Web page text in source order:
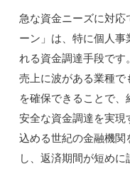
急な資金ニーズに対
ーン」は、特に個人
れる資金調達手段です。
売上に波がある業種
を確保できることで、
安全な資金調達を実
込める世紀の金融機
し、返済期間が短め